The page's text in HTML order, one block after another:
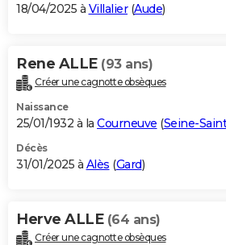
18/04/2025 à Villalier(Aude)
Rene ALLE (93 ans)
Créer une cagnotte obsèques
Naissance
25/01/1932 à la Courneuve (Seine-
Décès
31/01/2025 à Alès (Gard)
Herve ALLE (64 ans)
Créer une cagnotte obsèques